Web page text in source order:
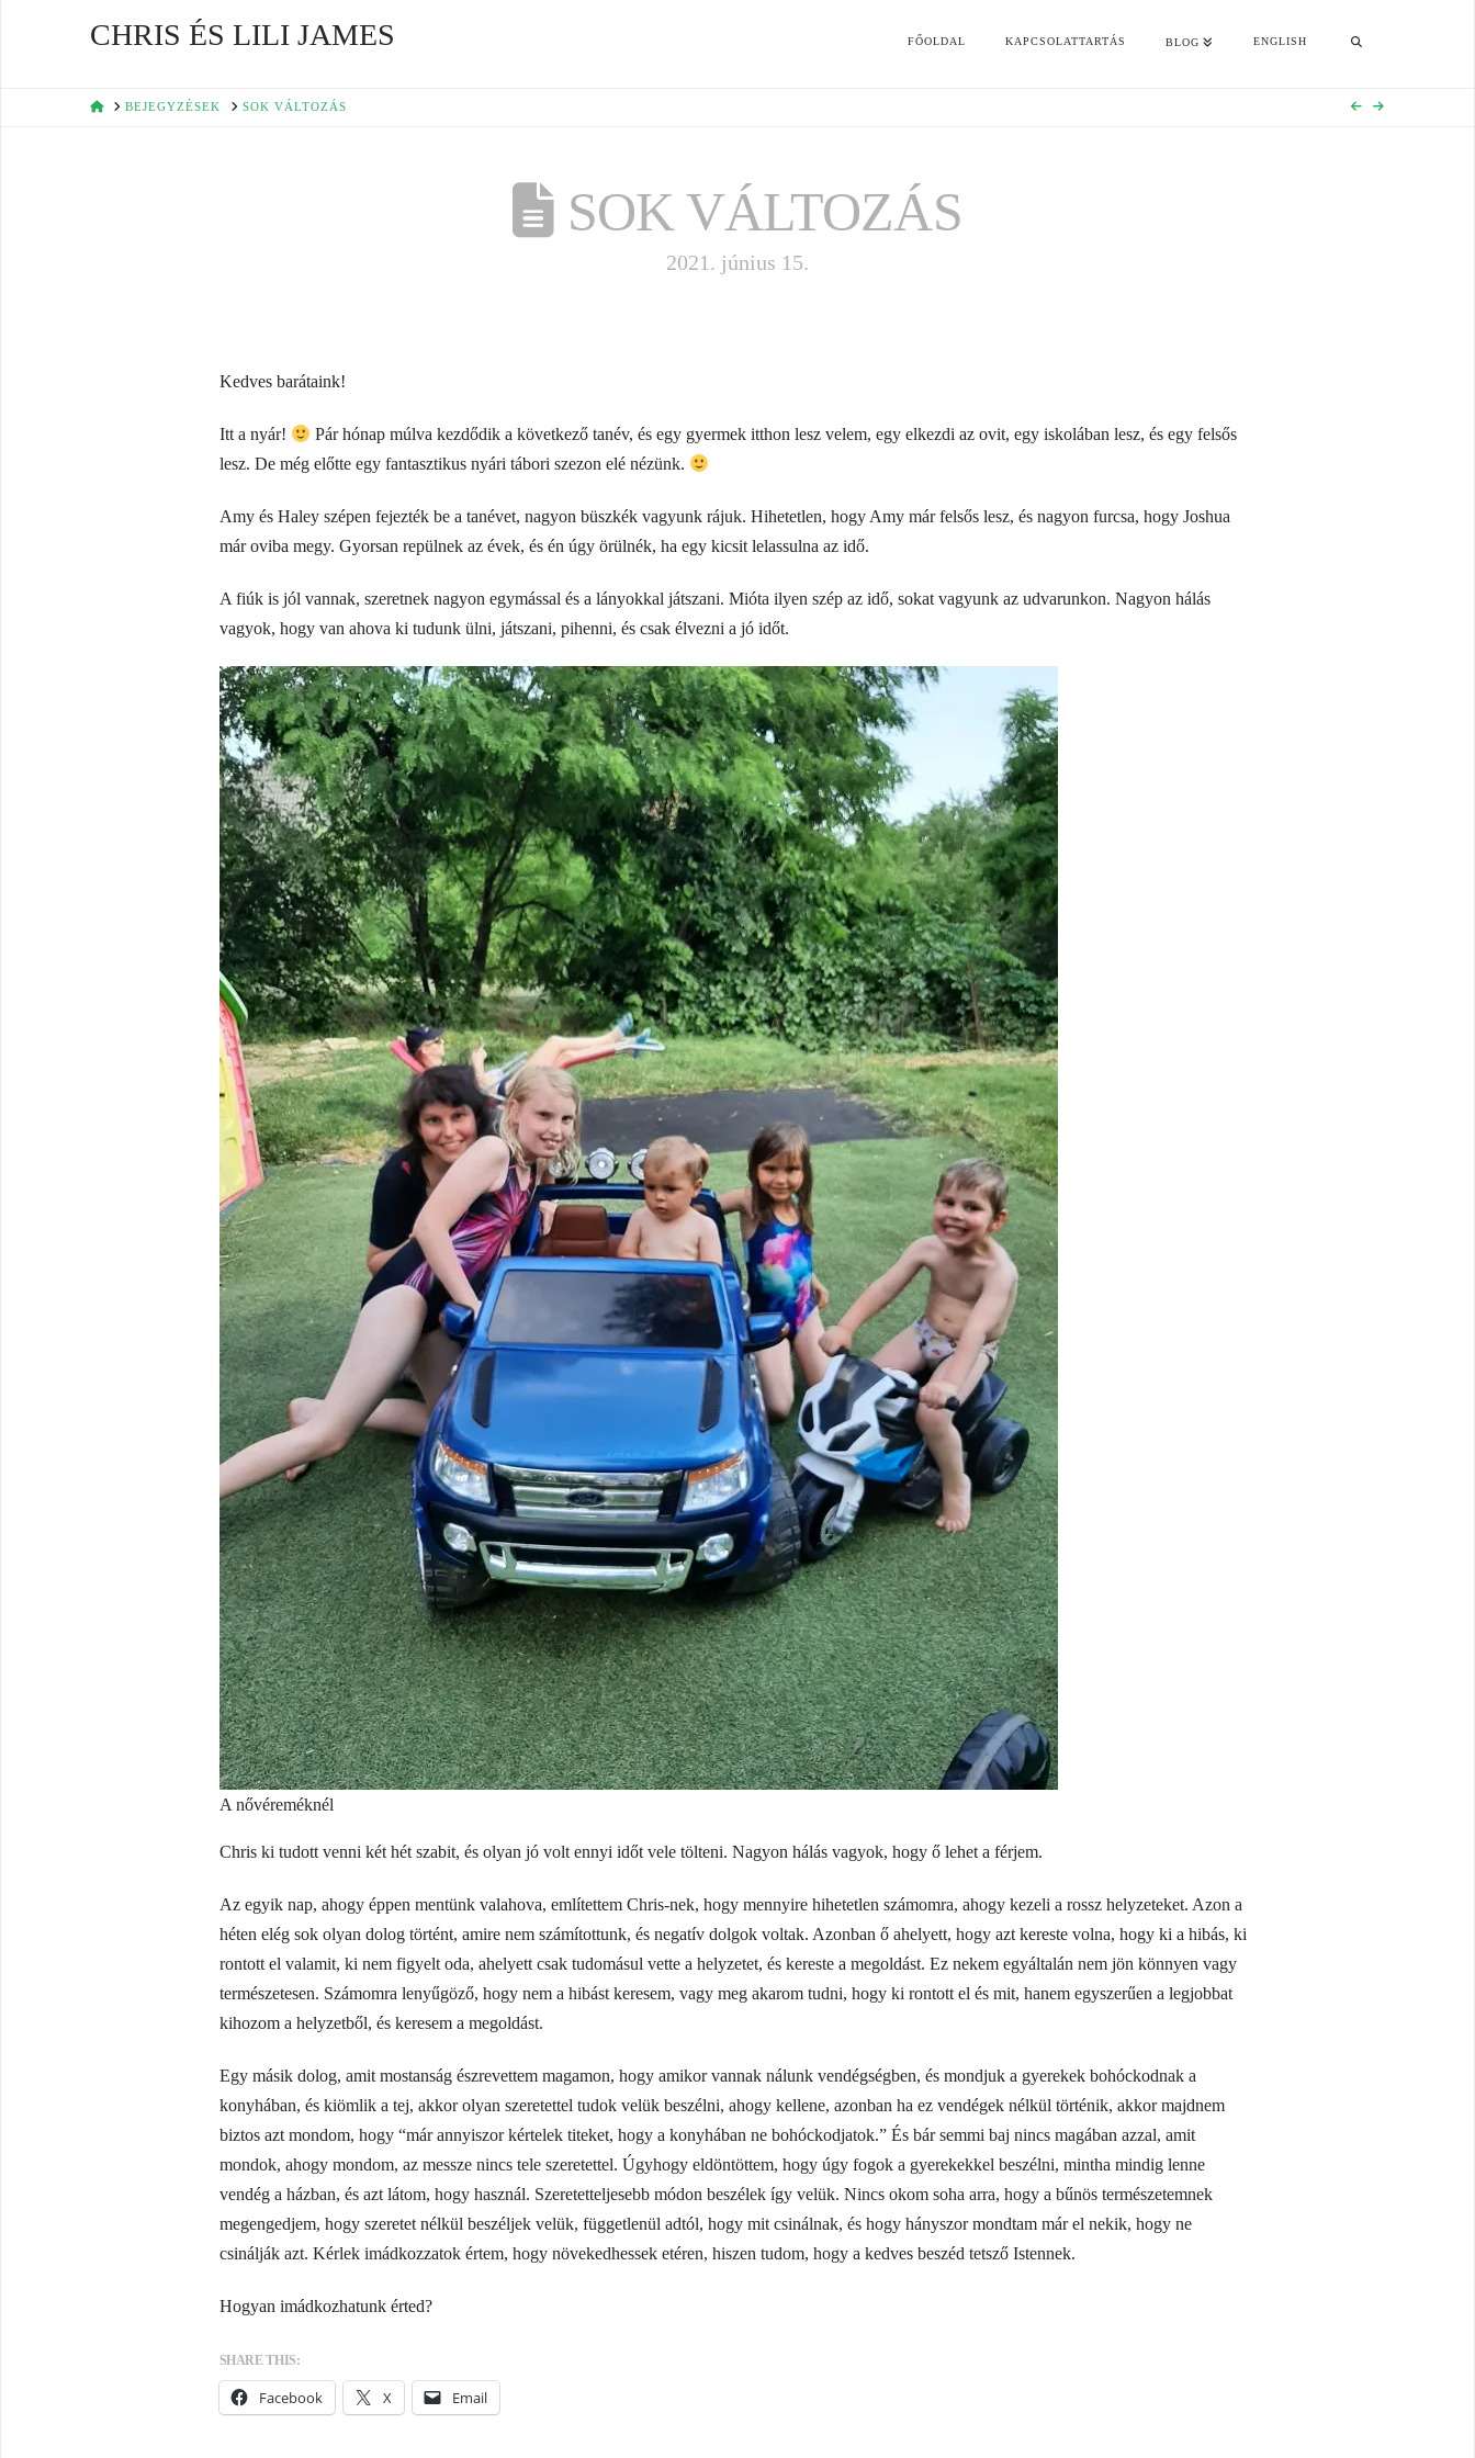
CHRIS ÉS LILI JAMES FŐOLDAL KAPCSOLATTARTÁS BLOG ENGLISH
HOMEBEJEGYZÉSEK SOK VÁLTOZÁS
SOK VÁLTOZÁS
2021. június 15.
Kedves barátaink!
Itt a nyár!
Pár hónap múlva kezdődik a következő tanév, és egy gyermek itthon lesz velem, egy elkezdi az ovit, egy iskolában lesz, és egy felsős
lesz. De még előtte egy fantasztikus nyári tábori szezon elé nézünk.
Amy és Haley szépen fejezték be a tanévet, nagyon büszkék vagyunk rájuk. Hihetetlen, hogy Amy már felsős lesz, és nagyon furcsa, hogy Joshua
már oviba megy. Gyorsan repülnek az évek, és én úgy örülnék, ha egy kicsit lelassulna az idő.
A fiúk is jól vannak, szeretnek nagyon egymással és a lányokkal játszani. Mióta ilyen szép az idő, sokat vagyunk az udvarunkon. Nagyon hálás
vagyok, hogy van ahova ki tudunk ülni, játszani, pihenni, és csak élvezni a jó időt.
A nővéreméknél
Chris ki tudott venni két hét szabit, és olyan jó volt ennyi időt vele tölteni. Nagyon hálás vagyok, hogy ő lehet a férjem.
Az egyik nap, ahogy éppen mentünk valahova, említettem Chris-nek, hogy mennyire hihetetlen számomra, ahogy kezeli a rossz helyzeteket. Azon a
héten elég sok olyan dolog történt, amire nem számítottunk, és negatív dolgok voltak. Azonban ő ahelyett, hogy azt kereste volna, hogy ki a hibás, ki
rontott el valamit, ki nem figyelt oda, ahelyett csak tudomásul vette a helyzetet, és kereste a megoldást. Ez nekem egyáltalán nem jön könnyen vagy
természetesen. Számomra lenyűgöző, hogy nem a hibást keresem, vagy meg akarom tudni, hogy ki rontott el és mit, hanem egyszerűen a legjobbat
kihozom a helyzetből, és keresem a megoldást.
Egy másik dolog, amit mostanság észrevettem magamon, hogy amikor vannak nálunk vendégségben, és mondjuk a gyerekek bohóckodnak a
konyhában, és kiömlik a tej, akkor olyan szeretettel tudok velük beszélni, ahogy kellene, azonban ha ez vendégek nélkül történik, akkor majdnem
biztos azt mondom, hogy “már annyiszor kértelek titeket, hogy a konyhában ne bohóckodjatok.” És bár semmi baj nincs magában azzal, amit
mondok, ahogy mondom, az messze nincs tele szeretettel. Úgyhogy eldöntöttem, hogy úgy fogok a gyerekekkel beszélni, mintha mindig lenne
vendég a házban, és azt látom, hogy használ. Szeretetteljesebb módon beszélek így velük. Nincs okom soha arra, hogy a bűnös természetemnek
megengedjem, hogy szeretet nélkül beszéljek velük, függetlenül adtól, hogy mit csinálnak, és hogy hányszor mondtam már el nekik, hogy ne
csinálják azt. Kérlek imádkozzatok értem, hogy növekedhessek etéren, hiszen tudom, hogy a kedves beszéd tetsző Istennek.
Hogyan imádkozhatunk érted?
SHARE THIS:
Facebook X Email